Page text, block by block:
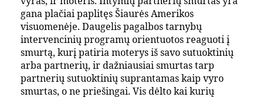
gana plačiai paplitęs Šiaurės Amerikos
visuomenėje. Daugelis pagalbos tarnybų
intervencinių programų orientuotos reaguoti į
smurtą, kurį patiria moterys iš savo sutuoktinių
arba partnerių, ir dažniausiai smurtas tarp
partnerių sutuoktinių suprantamas kaip vyro
smurtas, o ne priešingai. Vis dėlto kai kurių